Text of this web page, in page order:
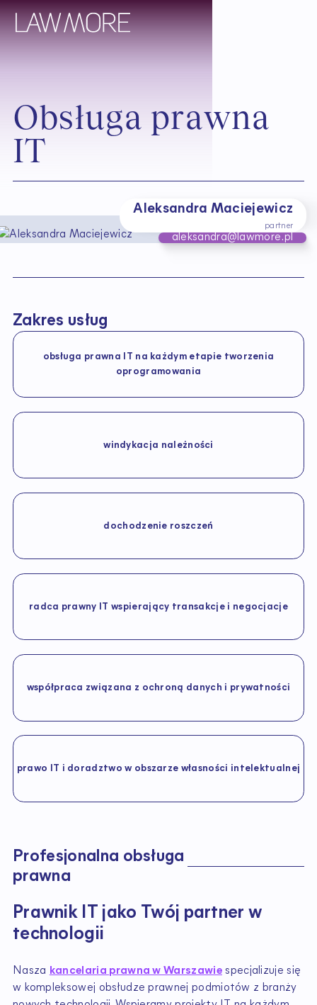
Obsługa prawna
IT
Aleksandra Maciejewicz
partner
aleksandra@lawmore.pl
Zakres usług
obsługa prawna IT na każdym etapie tworzenia
oprogramowania
windykacja należności
dochodzenie roszczeń
radca prawny IT wspierający transakcje i negocjacje
współpraca związana z ochroną danych i prywatności
prawo IT i doradztwo w obszarze własności intelektualnej
Profesjona na o bsługa
prawna
Prawnik IT jako Twój partner w
technologii
Nasza kancelaria prawna w Warszawiespecjalizuje się
w kompleksowej obsłudze prawnej podmiotów z branży